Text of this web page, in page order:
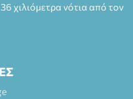
χιλιόμετρα νότια από τον